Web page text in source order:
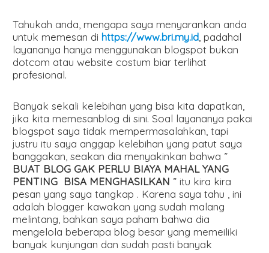
Tahukah anda, mengapa saya menyarankan anda
untuk memesan dihttps://www.bri.my.id , padahal
layananya hanya menggunakan blogspot bukan
dotcom atau website costum biar terlihat
profesional.
Banyak sekali kelebihan yang bisa kita dapatkan,
jika kita memesanblog di sini. Soal layananya pakai
blogspot saya tidak mempermasalahkan, tapi
justru itu saya anggap kelebihan yang patut saya
banggakan, seakan dia menyakinkan bahwa ”
BUAT BLOG GAK PERLU BIAYA MAHAL YANG
PENTING BISA MENGHASILKAN ” itu kira kira
pesan yang saya tangkap . Karena saya tahu , ini
adalah blogger kawakan yang sudah malang
melintang, bahkan saya paham bahwa dia
mengelola beberapa blog besar yang memeiliki
banyak kunjungan dan sudah pasti banyak